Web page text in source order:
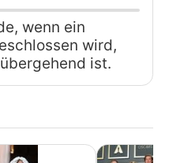
wenn ein
wird,
ist.